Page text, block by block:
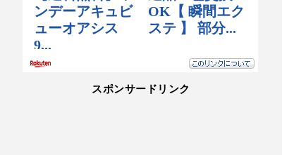
スポンサードリンク